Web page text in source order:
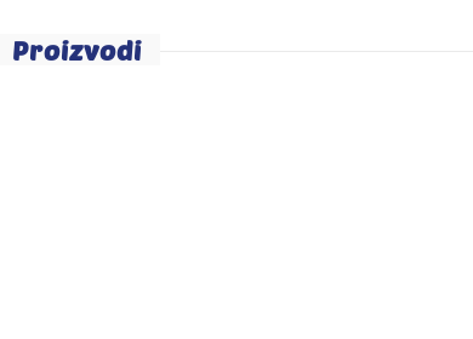
Proizvodi